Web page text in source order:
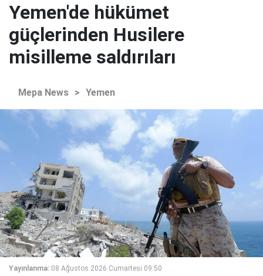
Yemen'de hükümet
güçlerinden Husilere
misilleme saldırıları
Mepa News > Yemen
Yayınlanma: 08 Ağustos 2026 Cumartesi 09:50